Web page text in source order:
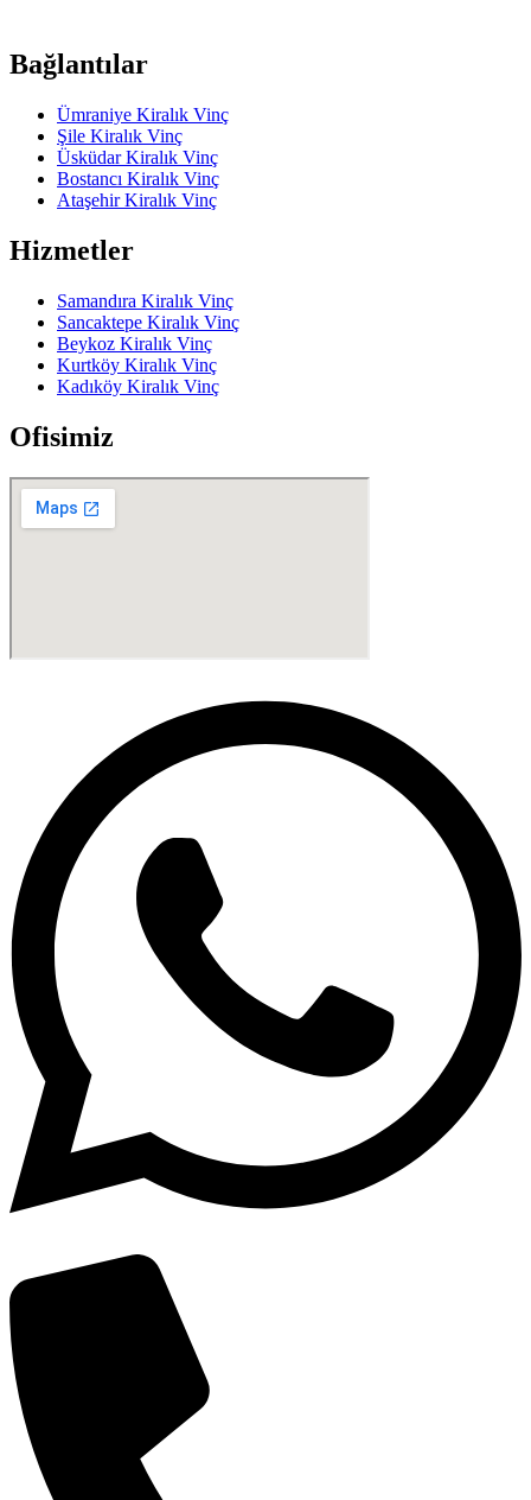
Bağlantılar
Ümraniye Kiralık Vinç
Şile Kiralık Vinç
Üsküdar Kiralık Vinç
Bostancı Kiralık Vinç
Ataşehir Kiralık Vinç
Hizmetler
Samandıra Kiralık Vinç
Sancaktepe Kiralık Vinç
Beykoz Kiralık Vinç
Kurtköy Kiralık Vinç
Kadıköy Kiralık Vinç
Ofisimiz